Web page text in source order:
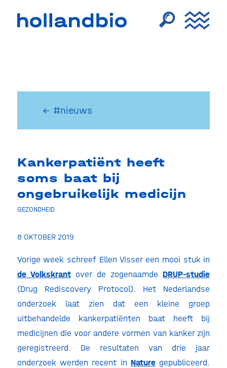
← #nieuws
Kankerpatiënt heeft
soms baat bij
ongebruikelijk medicijn
GEZONDHEID
8 OKTOBER 2019
Vorige week schreef Ellen Visser een mooi stuk in
de Volkskrantover de zogenaamde DRUP-studie
(Drug Rediscovery Protocol). Het Nederlandse
onderzoek laat zien dat een kleine groep
uitbehandelde kankerpatiënten baat heeft bij
medicijnen die voor andere vormen van kanker zijn
geregistreerd. De resultaten van drie jaar
onderzoek werden recent in Nature gepubliceerd.